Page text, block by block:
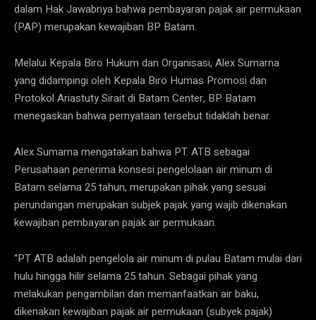
dalam Hak Jawabnya bahwa pembayaran pajak air permukaan
(PAP) merupakan kewajiban BP Batam.
Melalui Kepala Biro Hukum dan Organisasi, Alex Sumarna
yang didampingi oleh Kepala Biro Humas Promosi dan
Protokol Ariastuty Sirait di Batam Center, BP Batam
menegaskan bahwa pernyataan tersebut tidaklah benar.
Alex Sumarna mengatakan bahwa PT. ATB sebagai
Perusahaan penerima konsesi pengelolaan air minum di
Batam selama 25 tahun, merupakan pihak yang sesuai
perundangan merupakan subjek pajak yang wajib dikenakan
kewajiban pembayaran pajak air permukaan.
“PT ATB adalah pengelola air minum di pulau Batam mulai dari
hulu hingga hilir selama 25 tahun. Sebagai pihak yang
melakukan pengambilan dan memanfaatkan air baku,
dikenakan kewajiban pajak air permukaan (subyek pajak)